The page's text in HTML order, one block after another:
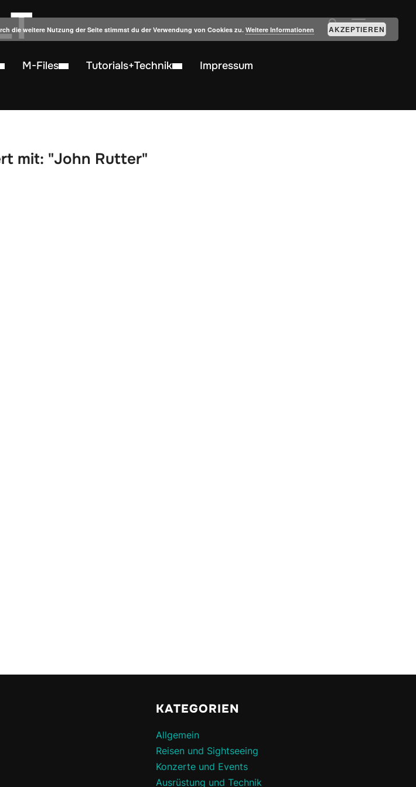
M-Files Tutorials+Technik
Impressum
mit: "John Rutter"
KATEGORIEN
Allgemein
Reisen und Sightseeing
Konzerte und Events
Ausrüstung und Technik
die weitere Nutzung der Seite stimmst du der Verwendung von Cookies zu. Weitere Informationen AKZEPTIEREN